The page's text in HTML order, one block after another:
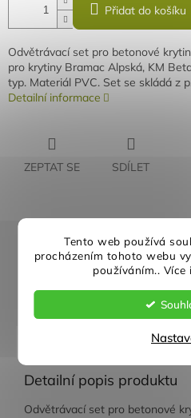
Tento web používá
procházením tohoto webu
používáním..
Přidat do košíku
Odvětrávací set pro betonové
pro krytiny Bramac Alpská, KM
typ. Materiál PVC. Set se skládá z
Detailní informace
ZEPTAT SE SDÍLET
Rychlé doručení
Individuální přístup
Detailní popis produktu
Odvětrávací set pro betonové